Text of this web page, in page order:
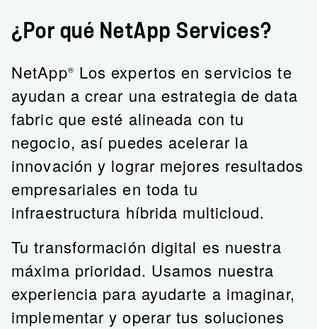
¿Por qué NetApp Services?
NetApp® Los expertos en servicios te
ayudan a crear una estrategia de data
fabric que esté alineada con tu
negocio, así puedes acelerar la
innovación y lograr mejores resultados
empresariales en toda tu
infraestructura híbrida multicloud.
Tu transformación digital es nuestra
máxima prioridad. Usamos nuestra
experiencia para ayudarte a imaginar,
implementar y operar tus soluciones